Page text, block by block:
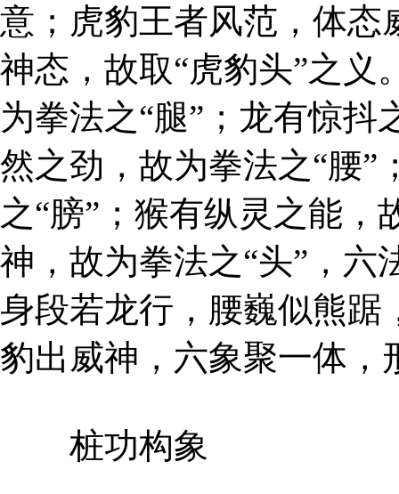
意；虎豹王者风范，体态
神态，故取“虎豹头”之义
为拳法之“腿”；龙有惊抖
然之劲，故为拳法之“腰”
之“膀”；猴有纵灵之能，
神，故为拳法之“头”，六
身段若龙行，腰巍似熊踞
豹出威神，六象聚一体，
桩功构象